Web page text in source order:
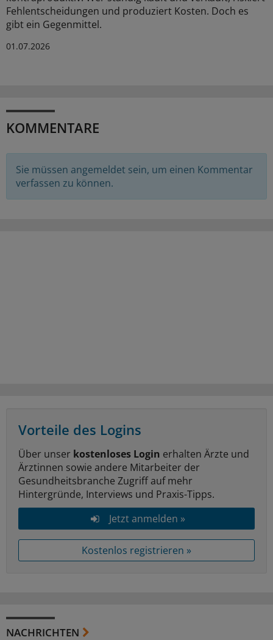
Fehlentscheidungen und produziert Kosten. Doch es
gibt ein Gegenmittel.
01.07.2026
KOMMENTARE
Sie müssen angemeldet sein, um einen Kommentar
verfassen zu können.
Vorteile des Logins
Über unser kostenloses Login erhalten Ärzte und
Ärztinnen sowie andere Mitarbeiter der
Gesundheitsbranche Zugriff auf mehr
Hintergründe, Interviews und Praxis-Tipps.
Jetzt anmelden »
Kostenlos registrieren »
NACHRICHTEN